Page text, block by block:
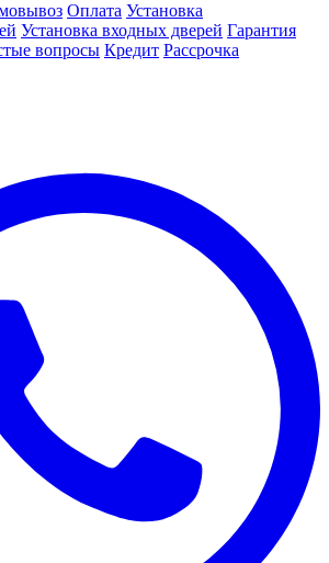
Оплата Установка
Установка входных дверей Гарантия
вопросы Кредит Рассрочка